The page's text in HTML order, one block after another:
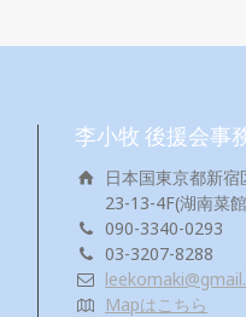
李小牧 後援会事
日本国東京都新
23-13-4F(湖南菜
090-3340-0293
03-3207-8288
Mapはこちら